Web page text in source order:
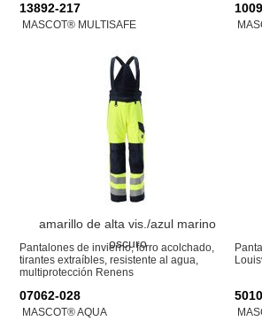
13892-217
MASCOT® MULTISAFE
amarillo de alta vis./azul marino
oscuro
Pantalones de invierno, forro acolchado,
tirantes extraíbles, resistente al agua,
multiprotección Renens
07062-028
MASCOT® AQUA